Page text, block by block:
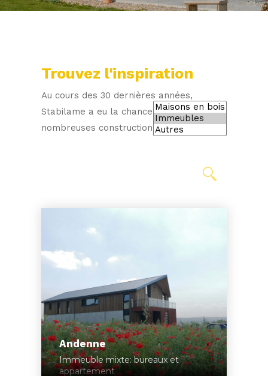
Trouvez l'inspiration
Au cours des 30 dernières années,
Stabilame a eu la chance de réaliser de
nombreuses constructions en bois.
Andenne
Immeuble mixte: bureaux et
appartement